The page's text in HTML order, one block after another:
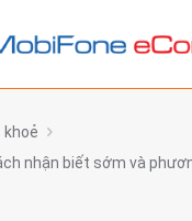
khoẻ
nhận biết sớm và